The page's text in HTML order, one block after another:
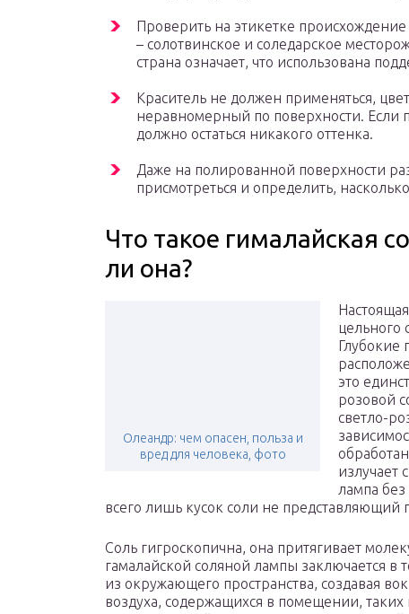
Проверить на этикетке
– солотвинское и соледарское
страна означает, что использована
Краситель не должен применяться,
неравномерный по поверхности. Если
должно остаться никакого оттенка.
Даже на полированной поверхности
присмотреться и определить,
Что такое гималайская
ли она?
Олеандр: чем опасен, польза и
вред для человека, фото
цельного
Глубокие
это
розовой
светло-
излучает
лампа
всего лишь кусок соли не представляющий
Соль гигроскопична, она притягивает
гамалайской соляной лампы заключается в
из окружающего пространства, создавая
воздуха, содержащихся в помещении,